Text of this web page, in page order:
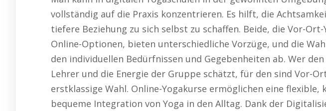
vollständig auf die Praxis konzentrieren. Es hilft, die
tiefere Beziehung zu sich selbst zu schaffen. Beide, die Vor-
Online-Optionen, bieten unterschiedliche Vorzüge, und die
den individuellen Bedürfnissen und Gegebenheiten ab. Wer
Lehrer und die Energie der Gruppe schätzt, für den sind Vor-
erstklassige Wahl. Online-Yogakurse ermöglichen eine flexible,
bequeme Integration von Yoga in den Alltag. Dank der